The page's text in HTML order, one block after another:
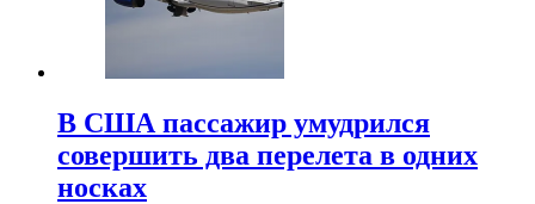
В США пассажир умудрился
совершить два перелета в одних
носках